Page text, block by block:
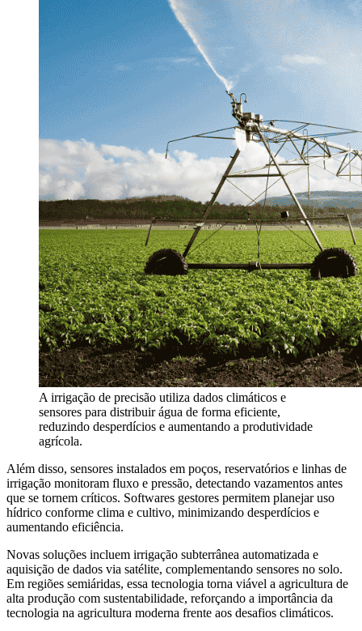
A irrigação de precisão utiliza dados climáticos e
sensores para distribuir água de forma eficiente,
reduzindo desperdícios e aumentando a produtividade
agrícola.
Além disso, sensores instalados em poços, reservatórios e linhas de
irrigação monitoram fluxo e pressão, detectando vazamentos antes
que se tornem críticos. Softwares gestores permitem planejar uso
hídrico conforme clima e cultivo, minimizando desperdícios e
aumentando eficiência.
Novas soluções incluem irrigação subterrânea automatizada e
aquisição de dados via satélite, complementando sensores no solo.
Em regiões semiáridas, essa tecnologia torna viável a agricultura de
alta produção com sustentabilidade, reforçando a importância da
tecnologia na agricultura moderna frente aos desafios climáticos.